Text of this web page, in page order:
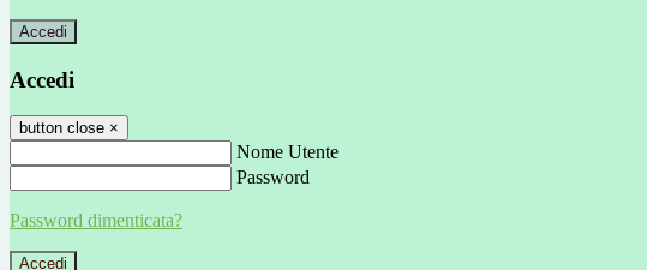
Accedi
Accedi
button close ×
Nome Utente
Password
Password dimenticata?